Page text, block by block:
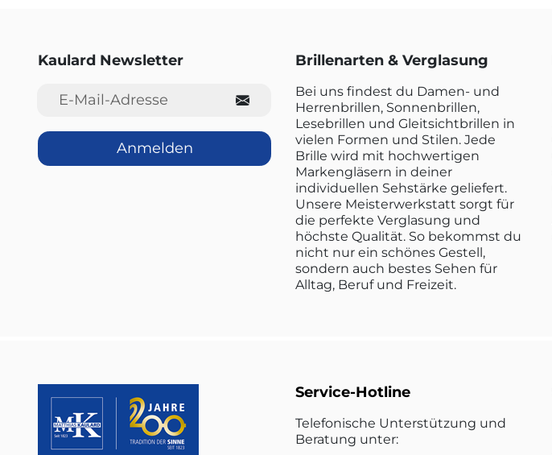
Kaulard Newsletter
E-Mail-Adresse
Anmelden
Brillenarten & Verglasung
Bei uns findest du Damen- und
Herrenbrillen, Sonnenbrillen,
Lesebrillen und Gleitsichtbrillen in
vielen Formen und Stilen. Jede
Brille wird mit hochwertigen
Markengläsern in deiner
individuellen Sehstärke geliefert.
Unsere Meisterwerkstatt sorgt für
die perfekte Verglasung und
höchste Qualität. So bekommst du
nicht nur ein schönes Gestell,
sondern auch bestes Sehen für
Alltag, Beruf und Freizeit.
Service-Hotline
Telefonische Unterstützung und
Beratung unter: